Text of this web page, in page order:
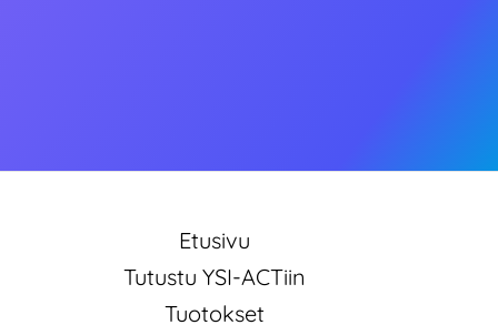
Etusivu
Tutustu YSI-ACTiin
Tuotokset